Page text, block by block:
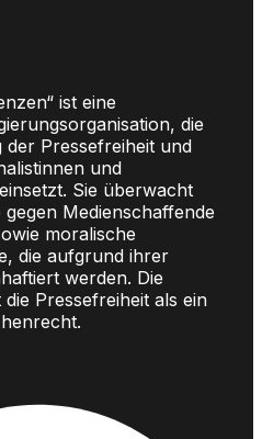
ist eine
die
Pressefreiheit und
und
Sie überwacht
Medienschaffende
moralische
die aufgrund ihrer
werden. Die
Pressefreiheit als ein